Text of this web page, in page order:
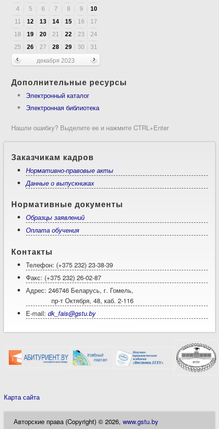
4
5 6 7 8 9
10
11
12 13 14 15 16
17
18
19 20 21 22 23
24
25
26 27 28 29 30
31
декабря 2023
Дополнительные ресурсы
Электронный каталог
Электронная библиотека
Нашли ошибку? Выделите ее и нажмите CTRL+Enter
Заказчикам кадров
Нормативно-правовые акты
Данные о выпускниках
Нормативные документы
Образцы заявлений
Оплата обучения
Контакты
Телефон: (+375 232) 23-38-39
Факс: (+375 232) 26-02-87
Адрес: 246746 Беларусь, г. Гомель,
пр-т Октября, 48, каб. 2-116
E-mail:dk_fais@gstu.by
Карта сайта
Авторские права (Copyright) © 2026, www.gstu.by